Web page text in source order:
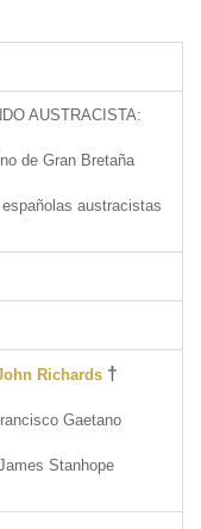
AUSTRACISTA:
de Gran Bretaña
austracistas
Richards †
Gaetano
Stanhope